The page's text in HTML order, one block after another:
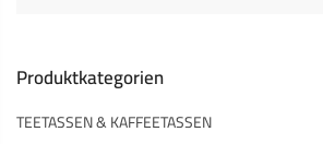
Produktkategorien
TEETASSEN & KAFFEETASSEN